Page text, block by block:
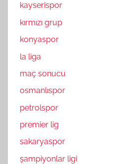
kayserispor
kırmızı grup
konyaspor
la liga
maç sonucu
osmanlıspor
petrolspor
premier lig
sakaryaspor
şampiyonlar ligi